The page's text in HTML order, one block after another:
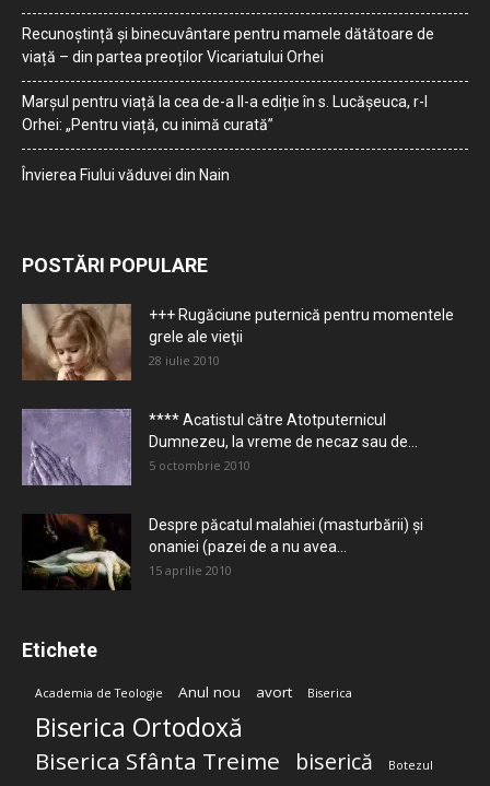
Recunoștință și binecuvântare pentru mamele dătătoare de
viață – din partea preoților Vicariatului Orhei
Marșul pentru viață la cea de-a II-a ediție în s. Lucășeuca, r-l
Orhei: „Pentru viață, cu inimă curată”
Învierea Fiului văduvei din Nain
POSTĂRI POPULARE
+++ Rugăciune puternică pentru momentele
grele ale vieţii
28 iulie 2010
**** Acatistul către Atotputernicul
Dumnezeu, la vreme de necaz sau de...
5 octombrie 2010
Despre păcatul malahiei (masturbării) şi
onaniei (pazei de a nu avea...
15 aprilie 2010
Etichete
Academia de Teologie Anul nou avort Biserica
Biserica Ortodoxă
Biserica Sfânta Treime biserică Botezul